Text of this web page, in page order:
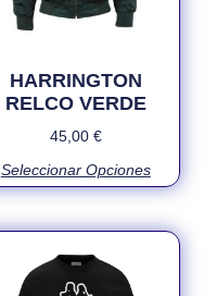
HARRINGTON
RELCO VERDE
45,00 €
Seleccionar Opciones